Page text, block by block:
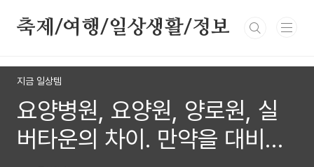
축제/여행/일상생활/정보
지금 일상템
요양병원, 요양원, 양로원, 실
버타운의 차이. 만약을 대비해